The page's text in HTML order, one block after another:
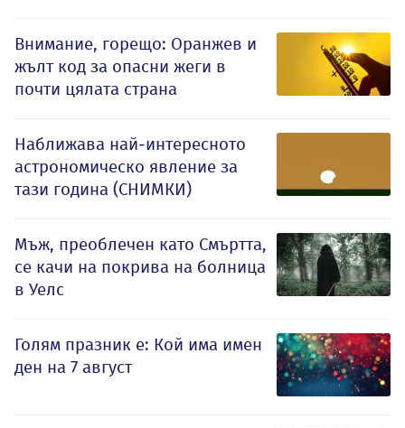
Внимание, горещо: Оранжев и
жълт код за опасни жеги в
почти цялата страна
Наближава най-интересното
астрономическо явление за
тази година (СНИМКИ)
Мъж, преоблечен като Смъртта,
се качи на покрива на болница
в Уелс
Голям празник е: Кой има имен
ден на 7 август